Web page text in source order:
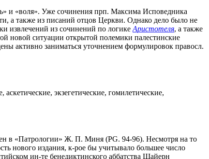
и «воля». Уже сочинения прп. Максима Исповедника
а также из писаний отцов Церкви. Однако дело было не
извлечений из сочинений по логике Аристотеля, а также
новой ситуации открытой полемики палестинские
активно заниматься уточнением формулировок правосл.
экзегетические, гомилетические,
в «Патрологии» Ж. П. Миня (PG. 94-96). Несмотря на то
нового издания, к-рое бы учитывало большее число
ин-те бенедиктинского аббатства Шайерн